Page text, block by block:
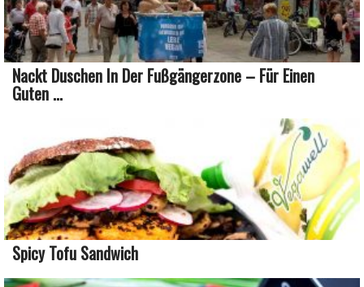
Nackt Duschen In Der Fußgängerzone – Für Einen
Guten ...
Spicy Tofu Sandwich